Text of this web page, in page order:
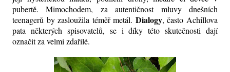
pubertě. Mimochodem, za autentičnost mluvy dnešních
teenagerů by zasloužila téměř metál. Dialogy, často Achillova
pata některých spisovatelů, se i díky této skutečnosti dají
označit za velmi zdařilé.